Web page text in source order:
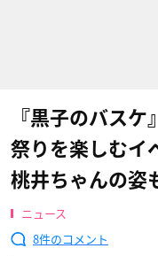
『黒子のバス
祭りを楽しむイ
桃井ちゃんの姿
ニュース
8